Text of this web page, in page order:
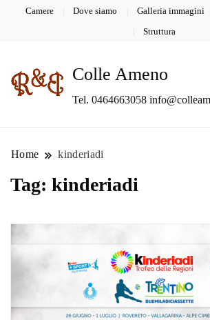
Camere Dove siamo Galleria immagini
Struttura
Colle Ameno
Tel. 0464663058
Home kinderiadi
Tag: kinderiadi